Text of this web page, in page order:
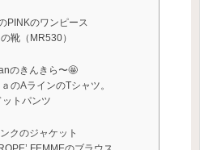
PINKのワンピース
靴（MR530）
のきんきら〜🤩
AラインのTシャツ。
トパンツ
クのジャケット